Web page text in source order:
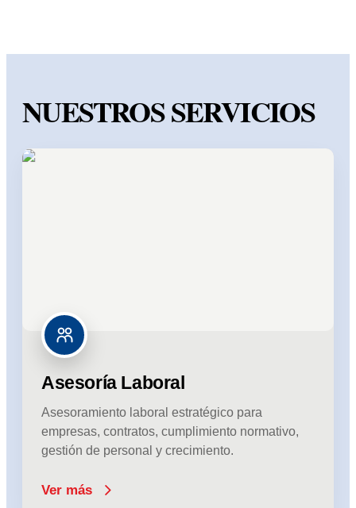
NUESTROS SERVICIOS
Asesoría Laboral
Asesoramiento laboral estratégico para
empresas, contratos, cumplimiento normativo,
gestión de personal y crecimiento.
Ver más